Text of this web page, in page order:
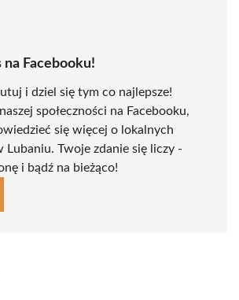
na Facebooku!
i dziel się tym co najlepsze!
społeczności na Facebooku,
się więcej o lokalnych
Lubaniu. Twoje zdanie się liczy -
i bądź na bieżąco!